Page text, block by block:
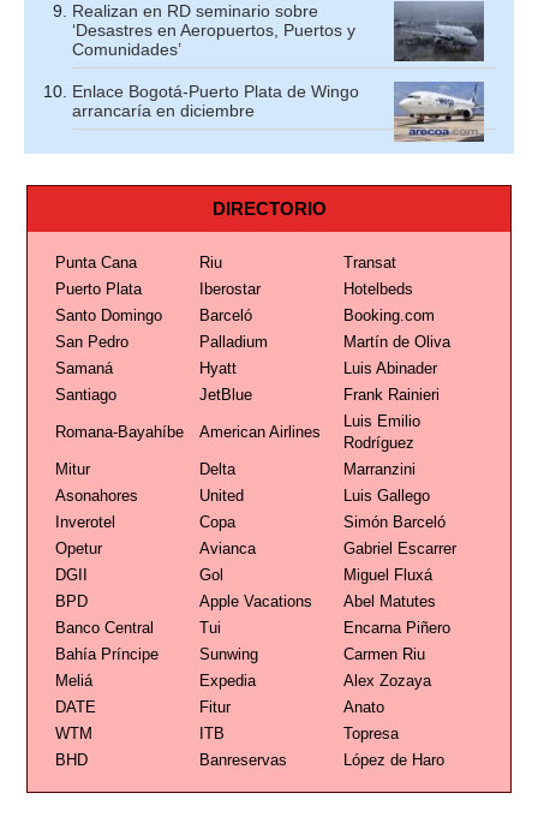
Realizan en RD seminario sobre
‘Desastres en Aeropuertos, Puertos y
Comunidades’
Enlace Bogotá-Puerto Plata de Wingo
arrancaría en diciembre
DIRECTORIO
Punta Cana Riu
Transat
Puerto Plata
Iberostar
Hotelbeds
Santo Domingo
Barceló
Booking.com
San Pedro
Palladium
Martín de Oliva
Samaná
Hyatt
Luis Abinader
Santiago
JetBlue Frank Rainieri
Romana-Bayahíbe American Airlines
Luis Emilio
Rodríguez
Mitur
Delta
Marranzini
Asonahores
United
Luis Gallego
Inverotel
Copa
Simón Barceló
Opetur
Avianca
Gabriel Escarrer
DGII
Gol
Miguel Fluxá
BPD
Apple Vacations
Abel Matutes
Banco Central
Tui
Encarna Piñero
Bahía Príncipe
Sunwing
Carmen Riu
Meliá
Expedia
Alex Zozaya
DATE
Fitur
Anato
WTM
ITB
Topresa
BHD
Banreservas López de Haro